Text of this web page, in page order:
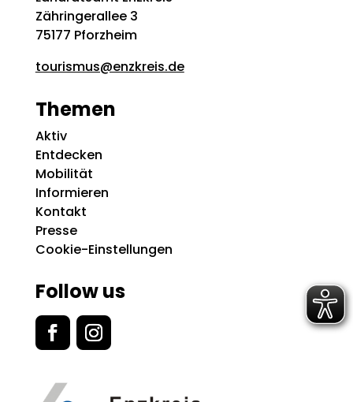
Zähringerallee 3
75177 Pforzheim
tourismus@enzkreis.de
Themen
Aktiv
Entdecken
Mobilität
Informieren
Kontakt
Presse
Cookie-Einstellungen
Follow us